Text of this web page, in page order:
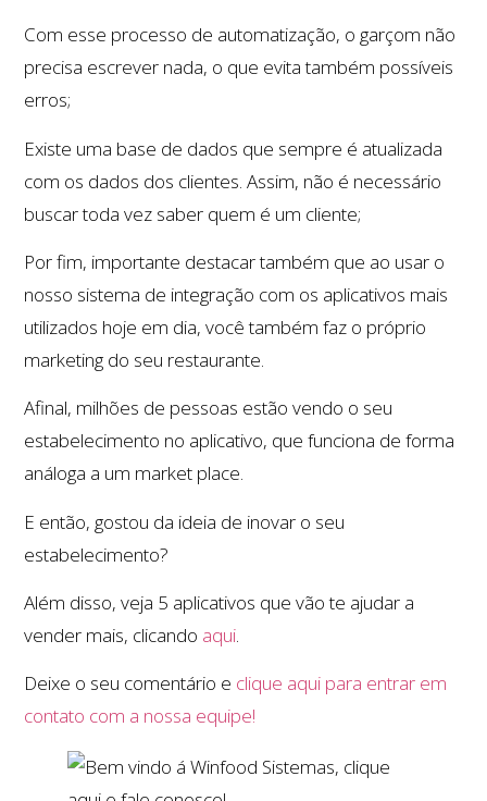
Com esse processo de automatização, o garçom não
precisa escrever nada, o que evita também possíveis
erros;
Existe uma base de dados que sempre é atualizada
com os dados dos clientes. Assim, não é necessário
buscar toda vez saber quem é um cliente;
Por fim, importante destacar também que ao usar o
nosso sistema de integração com os aplicativos mais
utilizados hoje em dia, você também faz o próprio
marketing do seu restaurante.
Afinal, milhões de pessoas estão vendo o seu
estabelecimento no aplicativo, que funciona de forma
análoga a um market place.
E então, gostou da ideia de inovar o seu
estabelecimento?
Além disso, veja 5 aplicativos que vão te ajudar a
vender mais, clicando aqui.
Deixe o seu comentário e clique aqui para entrar em
contato com a nossa equipe!